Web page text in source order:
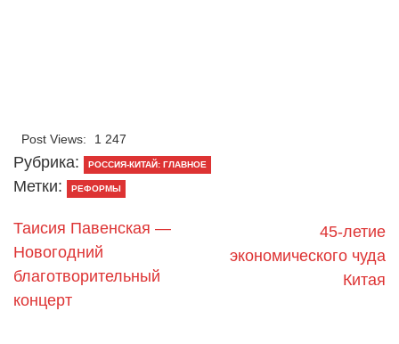
Post Views: 1 247
Рубрика: РОССИЯ-КИТАЙ: ГЛАВНОЕ
Метки: РЕФОРМЫ
Таисия Павенская —
Новогодний
благотворительный
концерт
45-летие
экономического чуда
Китая